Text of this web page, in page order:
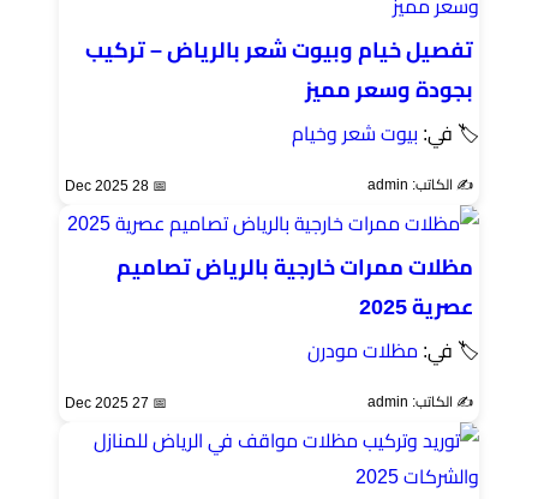
تفصيل خيام وبيوت شعر بالرياض – تركيب
بجودة وسعر مميز
🏷 في: بيوت شعر وخيام
✍️ الكاتب: admin 📅 28 Dec 2025
مظلات ممرات خارجية بالرياض تصاميم
عصرية 2025
🏷 في: مظلات مودرن
✍️ الكاتب: admin 📅 27 Dec 2025